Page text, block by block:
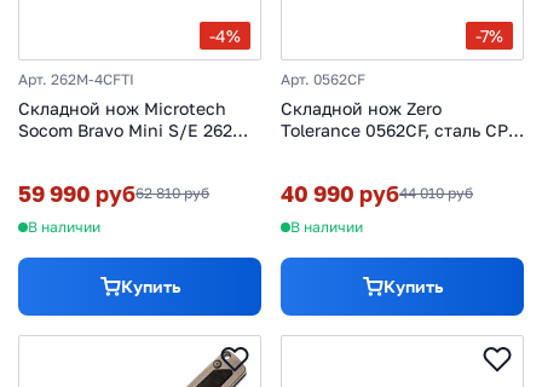
-4%
Арт. 262M-4CFTI
Складной нож Microtech
Socom Bravo Mini S/E 262M-
59 990 руб62 810 руб
В наличии
Купить
-7%
Арт. 0562CF
Складной нож Zero
Tolerance 0562CF, сталь CPM
40 990 руб44 010 руб
В наличии
Купить